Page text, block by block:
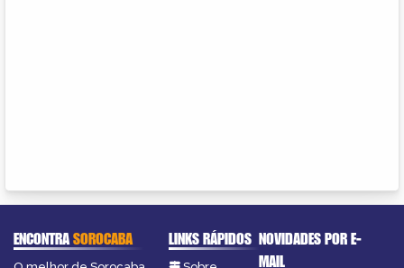
ENCONTRASOROCABA LINKS RÁPIDOS NOVIDADES POR E-
MAIL